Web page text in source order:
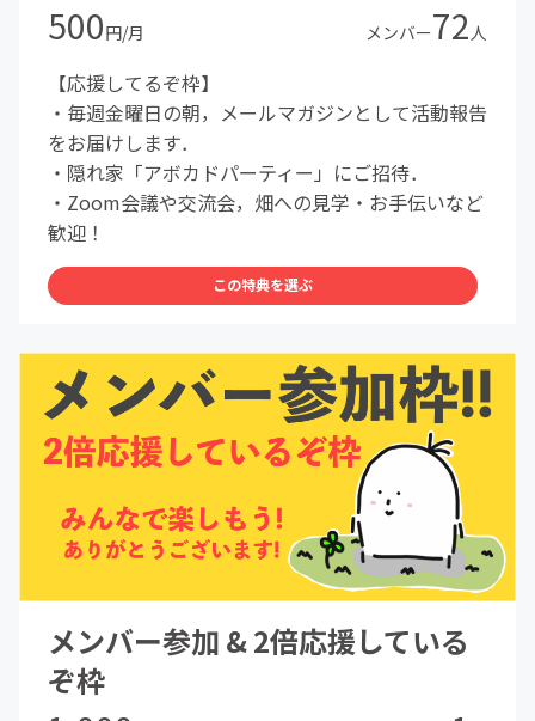
500円/月 メンバー72人
【応援してるぞ枠】
・毎週金曜日の朝，メールマガジンとして活動報告
をお届けします．
・隠れ家「アボカドパーティー」にご招待．
・Zoom会議や交流会，畑への見学・お手伝いなど
歓迎！
この特典を選ぶ
メンバー参加 & 2倍応援している
ぞ枠